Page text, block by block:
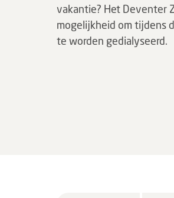
vakantie? Het Deventer
mogelijkheid om tijdens
te worden gedialyseerd.